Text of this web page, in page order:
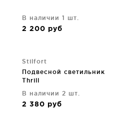
В наличии 1 шт.
2 200 руб
Stilfort
Подвесной светильник
Thrill
В наличии 2 шт.
2 380 руб